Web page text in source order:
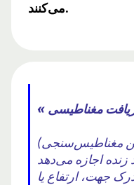
می‌کنند.
مغناطیس‌سنجی)
اجازه می‌دهد
جهت، ارتفاع یا